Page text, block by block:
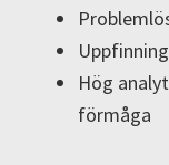
Hög
förmåga